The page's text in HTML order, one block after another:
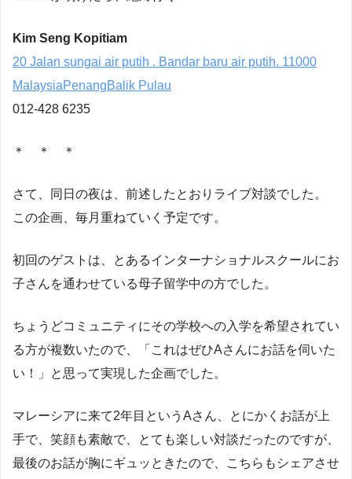
Kim Seng Kopitiam
20 Jalan sungai air putih . Bandar baru air putih. 11000
MalaysiaPenangBalik Pulau
012-428 6235
＊ ＊ ＊
さて、同日の夜は、前述したとおりライブ対談でした。
この企画、毎月重ねていく予定です。
初回のゲストは、とあるインターナショナルスクールにお
子さんを通わせている母子留学中の方でした。
ちょうどコミュニティにその学校への入学を希望されてい
る方が複数いたので、「これはぜひAさんにお話を伺いた
い！」と思って実現した企画でした。
マレーシアに来て2年目というAさん、とにかくお話が上
手で、笑顔も素敵で、とても楽しい対談だったのですが、
最後のお話が胸にギュッときたので、こちらもシェアさせ